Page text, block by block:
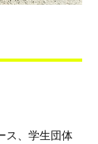
ス、学生団体